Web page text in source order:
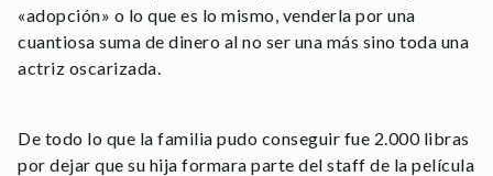
«adopción» o lo que es lo mismo, venderla por una
cuantiosa suma de dinero al no ser una más sino toda una
actriz oscarizada.
De todo lo que la familia pudo conseguir fue 2.000 libras
por dejar que su hija formara parte del staff de la película